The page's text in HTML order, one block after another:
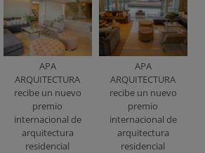
APA
ARQUITECTURA
recibe un nuevo
premio
internacional de
arquitectura
residencial
APA
ARQUITECTURA
recibe un nuevo
premio
internacional de
arquitectura
residencial